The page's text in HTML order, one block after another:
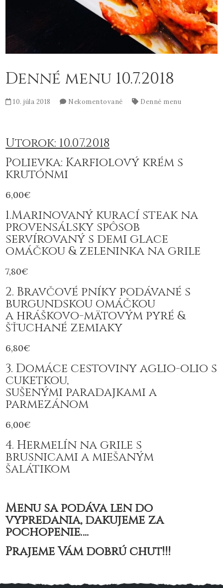
Denné menu 10.7.2018
10. júla 2018 Nekomentované Denné menu
Utorok: 10.07.2018
Polievka: Karfiolový krém s
krutónmi
6,00€
1.Marinovaný kurací steak na
provensálsky spôsob
servírovaný s demi glace
omáčkou & zeleninka na grile
7,80€
2. Bravčové pníky podávané s
burgundskou omáčkou
a hráškovo-mätovým pyré &
šťuchané zemiaky
6,80€
3. Domáce cestoviny aglio-olio s
cuketkou,
sušenými paradajkami a
parmezánom
6,00€
4. Hermelín na grile s
brusnicami a miešaným
šalátikom
Menu sa podáva len do
vypredania, ďakujeme za
pochopenie….
Prajeme Vám dobrú chuť!!!